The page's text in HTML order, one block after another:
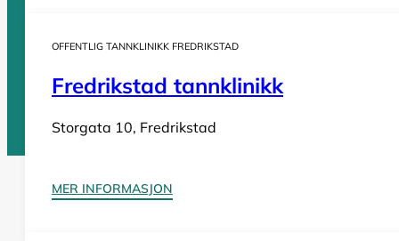
OFFENTLIG TANNKLINIKK FREDRIKSTAD
Fredrikstad tannklinikk
Storgata 10, Fredrikstad
MER INFORMASJON
Vi er enkomplett oversikt over offentlige tannklinikker i Norge
Tannlege Norge © 2026